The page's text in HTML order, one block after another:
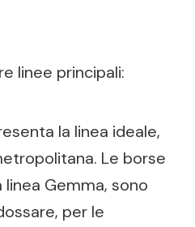
linee principali:
la linea ideale,
Le borse
linea Gemma, sono
per le